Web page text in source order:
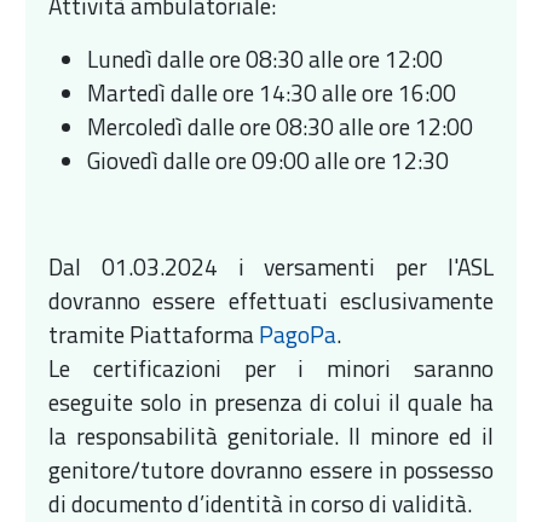
Lunedì dalle ore 08:30 alle ore 12:00
Martedì dalle ore 14:30 alle ore 16:00
Mercoledì dalle ore 08:30 alle ore 12:00
Giovedì dalle ore 09:00 alle ore 12:30
Dal 01.03.2024 i versamenti per l'ASL
dovranno essere effettuati esclusivamente
tramite PiattaformaPagoPa.
Le certificazioni per i minori saranno
eseguite solo in presenza di colui il quale ha
la responsabilità genitoriale. Il minore ed il
genitore/tutore dovranno essere in possesso
di documento d’identità in corso di validità.